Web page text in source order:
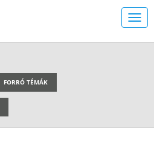
FORRÓ TÉMÁK